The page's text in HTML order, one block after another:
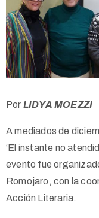
Por LIDYA MOEZZI
A mediados de
‘El instante no
evento fue
Romojaro, con la
Acción Literaria.